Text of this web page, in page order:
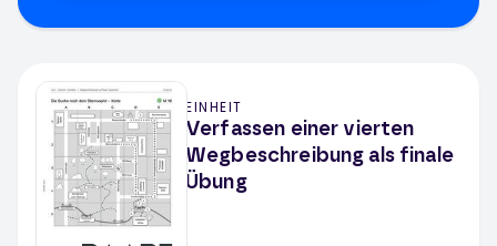
EINHEIT
Verfassen einer vierten
Wegbeschreibung als finale
Übung